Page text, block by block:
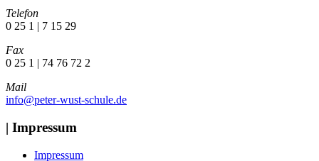
Telefon
0 25 1 | 7 15 29
Fax
0 25 1 | 74 76 72 2
Mail
info@peter-wust-schule.de
| Impressum
Impressum